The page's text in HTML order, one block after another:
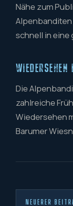
Nähe zum
schnell in eine
WIEDERSEHEN
Die
zahlreiche
Wiedersehen
Barumer
NEUERER